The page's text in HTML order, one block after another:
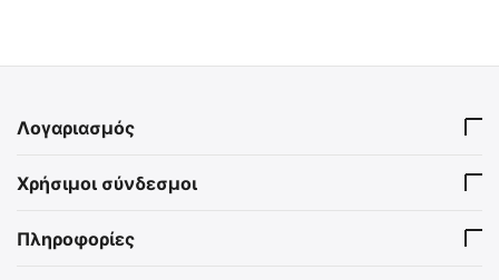
Τσαντάκι Ατομικού Κιτ Α'
Βοηθειών (IFAK)
Άμεσα διαθέσιμο
Λογαριασμός
Χρήσιμοι σύνδεσμοι
Πληροφορίες